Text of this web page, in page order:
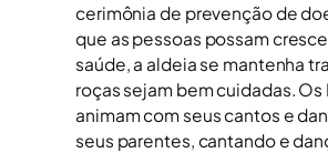
cerimônia de prevenção de
que as pessoas possam
saúde, a aldeia se mantenha
roças sejam bem cuidadas. Os
animam com seus cantos e
seus parentes, cantando e